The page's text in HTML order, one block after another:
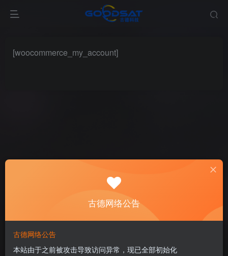
[woocommerce_my_account]
古德网络公告
古德网络公告
本站由于之前被攻击导致访问异常，现已全部初始化